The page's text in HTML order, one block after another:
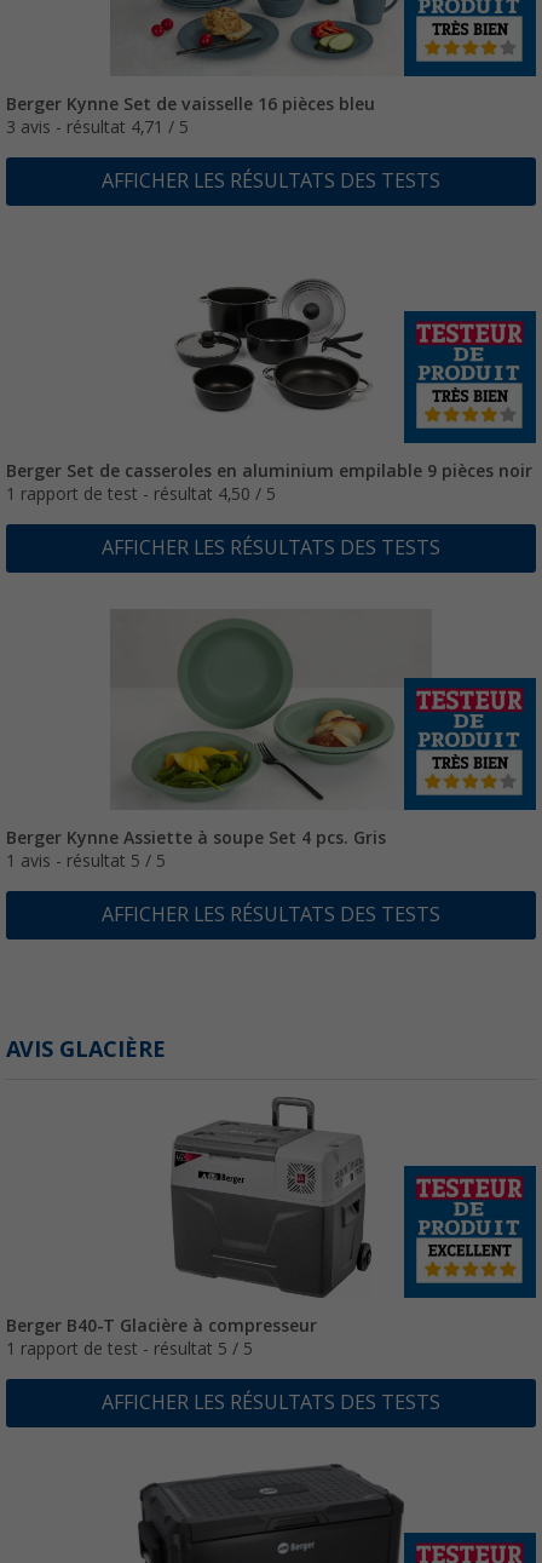
Berger Kynne Set de vaisselle 16 pièces bleu
3 avis - résultat 4,71 / 5
AFFICHER LES RÉSULTATS DES TESTS
Berger Set de casseroles en aluminium empilable 9 pièces noir
1 rapport de test - résultat 4,50 / 5
AFFICHER LES RÉSULTATS DES TESTS
Berger Kynne Assiette à soupe Set 4 pcs. Gris
1 avis - résultat 5 / 5
AFFICHER LES RÉSULTATS DES TESTS
AVIS GLACIÈRE
Berger B40-T Glacière à compresseur
1 rapport de test - résultat 5 / 5
AFFICHER LES RÉSULTATS DES TESTS